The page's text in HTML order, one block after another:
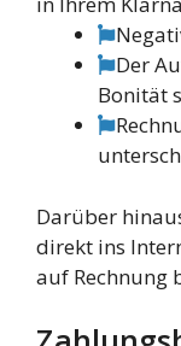
Der
Bonität
Darüber
direkt ins
auf Rechnung